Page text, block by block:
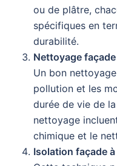
ou de plâtre,
spécifiques en
durabilité.
Nettoyage
Un bon
pollution et les
durée de vie de
nettoyage
chimique et le
Isolation façade